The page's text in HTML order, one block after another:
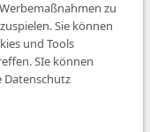
zu
Sie können
und Tools
SIe können
Datenschutz